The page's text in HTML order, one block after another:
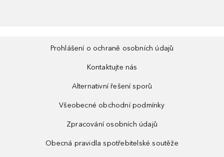
Prohlášení o ochraně osobních údajů
Kontaktujte nás
Alternativní řešení sporů
Všeobecné obchodní podmínky
Zpracování osobních údajů
Obecná pravidla spotřebitelské soutěže